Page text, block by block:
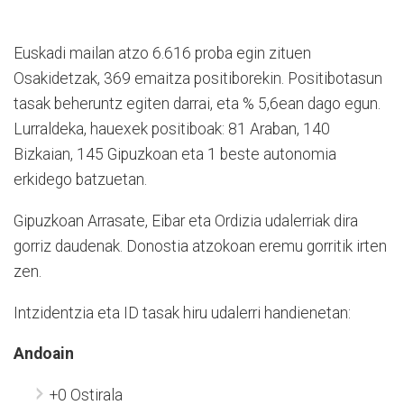
Euskadi mailan atzo 6.616 proba egin zituen
Osakidetzak, 369 emaitza positiborekin. Positibotasun
tasak beheruntz egiten darrai, eta % 5,6ean dago egun.
Lurraldeka, hauexek positiboak: 81 Araban, 140
Bizkaian, 145 Gipuzkoan eta 1 beste autonomia
erkidego batzuetan.
Gipuzkoan Arrasate, Eibar eta Ordizia udalerriak dira
gorriz daudenak. Donostia atzokoan eremu gorritik irten
zen.
Intzidentzia eta ID tasak hiru udalerri handienetan:
Andoain
+0 Ostirala